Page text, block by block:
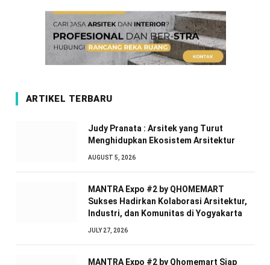
ARTIKEL TERBARU
Judy Pranata : Arsitek yang Turut
Menghidupkan Ekosistem Arsitektur
AUGUST 5, 2026
MANTRA Expo #2 by QHOMEMART
Sukses Hadirkan Kolaborasi Arsitektur,
Industri, dan Komunitas di Yogyakarta
JULY 27, 2026
MANTRA Expo #2 by Qhomemart Siap